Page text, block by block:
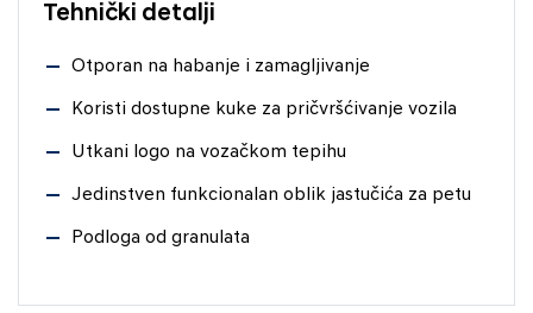
Tehnički detalji
Otporan na habanje i zamagljivanje
Koristi dostupne kuke za pričvršćivanje vozila
Utkani logo na vozačkom tepihu
Jedinstven funkcionalan oblik jastučića za petu
Podloga od granulata